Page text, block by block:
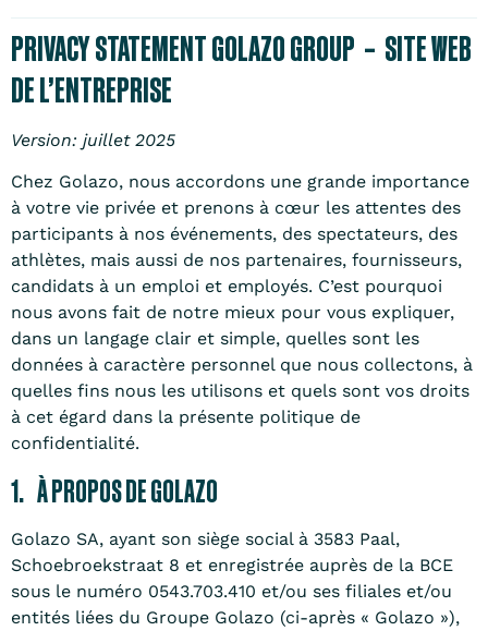
PRIVACY STATEMENT GOLAZO GROUP – SITE WEB
DE L’ENTREPRISE
Version: juillet 2025
Chez Golazo, nous accordons une grande importance
à votre vie privée et prenons à cœur les attentes des
participants à nos événements, des spectateurs, des
athlètes, mais aussi de nos partenaires, fournisseurs,
candidats à un emploi et employés. C’est pourquoi
nous avons fait de notre mieux pour vous expliquer,
dans un langage clair et simple, quelles sont les
données à caractère personnel que nous collectons, à
quelles fins nous les utilisons et quels sont vos droits
à cet égard dans la présente politique de
confidentialité.
1. À PROPOS DE GOLAZO
Golazo SA, ayant son siège social à 3583 Paal,
Schoebroekstraat 8 et enregistrée auprès de la BCE
sous le numéro 0543.703.410 et/ou ses filiales et/ou
entités liées du Groupe Golazo (ci-après « Golazo »),